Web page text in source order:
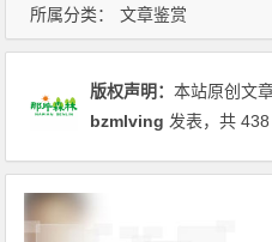
所属分类： 文章鉴赏
版权声明：本站原创文
bzmlving 发表，共 438